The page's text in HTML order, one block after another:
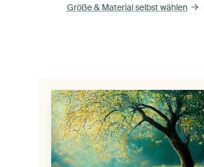
Größe & Material selbst wählen